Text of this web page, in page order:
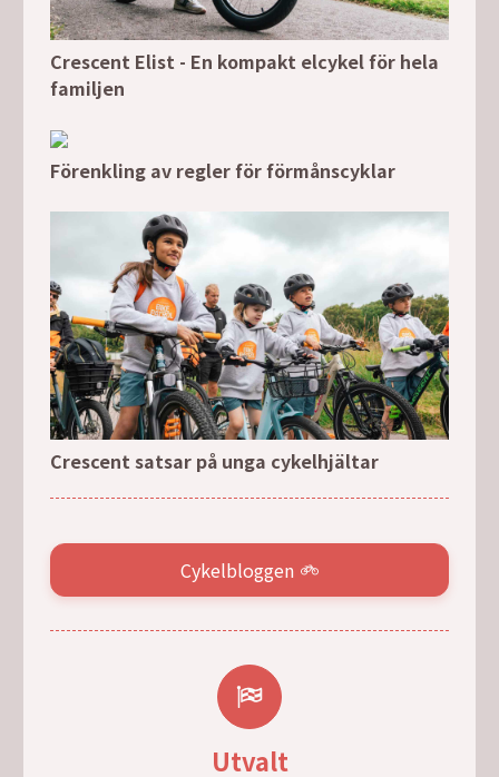
Crescent Elist - En kompakt elcykel för hela
familjen
Förenkling av regler för förmånscyklar
Crescent satsar på unga cykelhjältar
Cykelbloggen
Utvalt